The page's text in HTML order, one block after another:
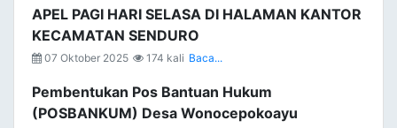
APEL PAGI HARI SELASA DI HALAMAN KANTOR
KECAMATAN SENDURO
07 Oktober 2025 174 kali Baca...
Pembentukan Pos Bantuan Hukum
(POSBANKUM) Desa Wonocepokoayu